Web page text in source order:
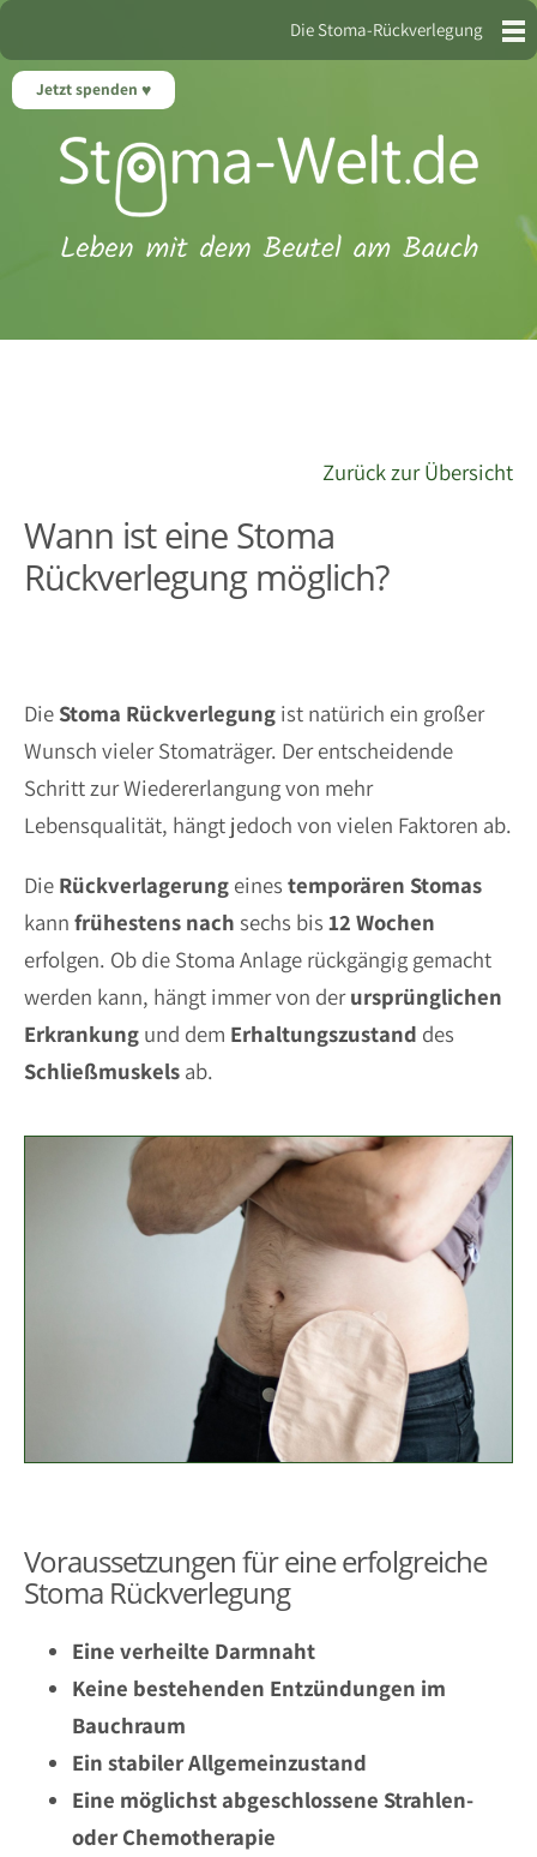
Jetzt spenden
Die Stoma-Rückverlegung
Zurück zur Übersicht
Wann ist eine Stoma
Rückverlegung möglich?
Die Stoma Rückverlegung ist natürich ein großer
Wunsch vieler Stomaträger. Der entscheidende
Schritt zur Wiedererlangung von mehr
Lebensqualität, hängt jedoch von vielen Faktoren ab.
Die Rückverlagerung eines temporären Stomas
kann frühestens nach sechs bis 12 Wochen
erfolgen. Ob die Stoma Anlage rückgängig gemacht
werden kann, hängt immer von derursprünglichen
Erkrankung und dem Erhaltungszustand des
Schließmuskels ab.
Voraussetzungen für eine erfolgreiche
Stoma Rückverlegung
Eine verheilte Darmnaht
Keine bestehenden Entzündungen im
Bauchraum
Ein stabiler Allgemeinzustand
Eine möglichst abgeschlossene Strahlen-
oder Chemotherapie